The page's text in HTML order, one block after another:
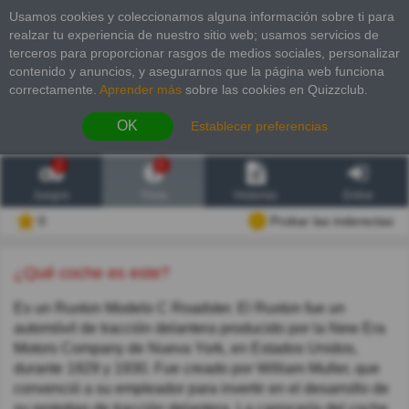
Usamos cookies y coleccionamos alguna información sobre ti para
realzar tu experiencia de nuestro sitio web; usamos servicios de
terceros para proporcionar rasgos de medios sociales, personalizar
contenido y anuncios, y asegurarnos que la página web funciona
correctamente. Aprender más sobre las cookies en Quizzclub.
OK Establecer preferencias
2
Probar las inderectas
¿Qué coche es este?
Es un Ruxton Modelo C Roadster. El Ruxton fue un
automóvil de tracción delantera producido por la New Era
Motors Company de Nueva York, en Estados Unidos,
durante 1929 y 1930. Fue creado por William Muller, que
convenció a su empleador para invertir en el desarrollo de